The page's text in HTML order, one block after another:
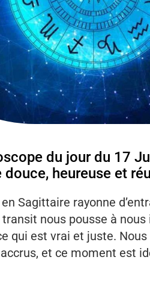
du jour du 17
douce, heureuse et
Sagittaire rayonne
transit nous pousse à
qui est vrai et juste.
et ce moment est